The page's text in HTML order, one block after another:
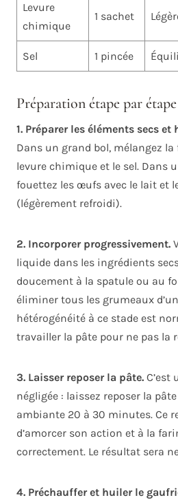
Levure
chimique
1 sachet
Sel 1 pincée
Préparation étape par étape
1. Préparer les éléments secs
Dans un grand bol, mélangez la
levure chimique et le sel. Dans
fouettez les œufs avec le lait et
(légèrement refroidi).
2. Incorporer progressivement.
liquide dans les ingrédients
doucement à la spatule ou au
éliminer tous les grumeaux
hétérogénéité à ce stade est
travailler la pâte pour ne pas la
3. Laisser reposer la pâte. C’est
négligée : laissez reposer la
ambiante 20 à 30 minutes. Ce
d’amorcer son action et à la
correctement. Le résultat sera
4. Préchauffer et huiler le